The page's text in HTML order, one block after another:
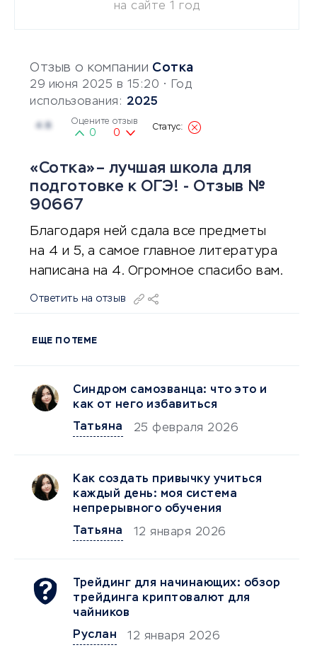
Отзыв о компании Сотка
29 июня 2025 в 15:20 • Год
использования: 2025
Оцените отзыв
0 0
«Сотка»– лучшая школа для
подготовке к ОГЭ! - Отзыв №
90667
Благодаря ней сдала все предметы
на 4 и 5, а самое главное литература
написана на 4. Огромное спасибо вам.
Ответить на отзыв
ЕЩЕ ПО ТЕМЕ
Синдром самозванца: что это и
как от него избавиться
Татьяна
25 февраля 2026
Как создать привычку учиться
каждый день: моя система
непрерывного обучения
Татьяна
12 января 2026
Трейдинг для начинающих: обзор
трейдинга криптовалют для
чайников
Руслан
12 января 2026
на сайте 1 год